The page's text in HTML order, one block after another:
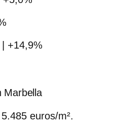
+14,9%
Marbella
euros/m².